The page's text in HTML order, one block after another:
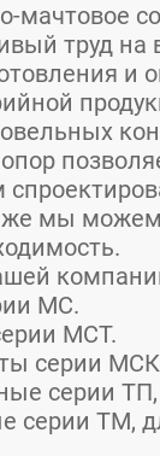
мачтовое
труд на
мы
МС.
МСТ.
серии
серии
серии